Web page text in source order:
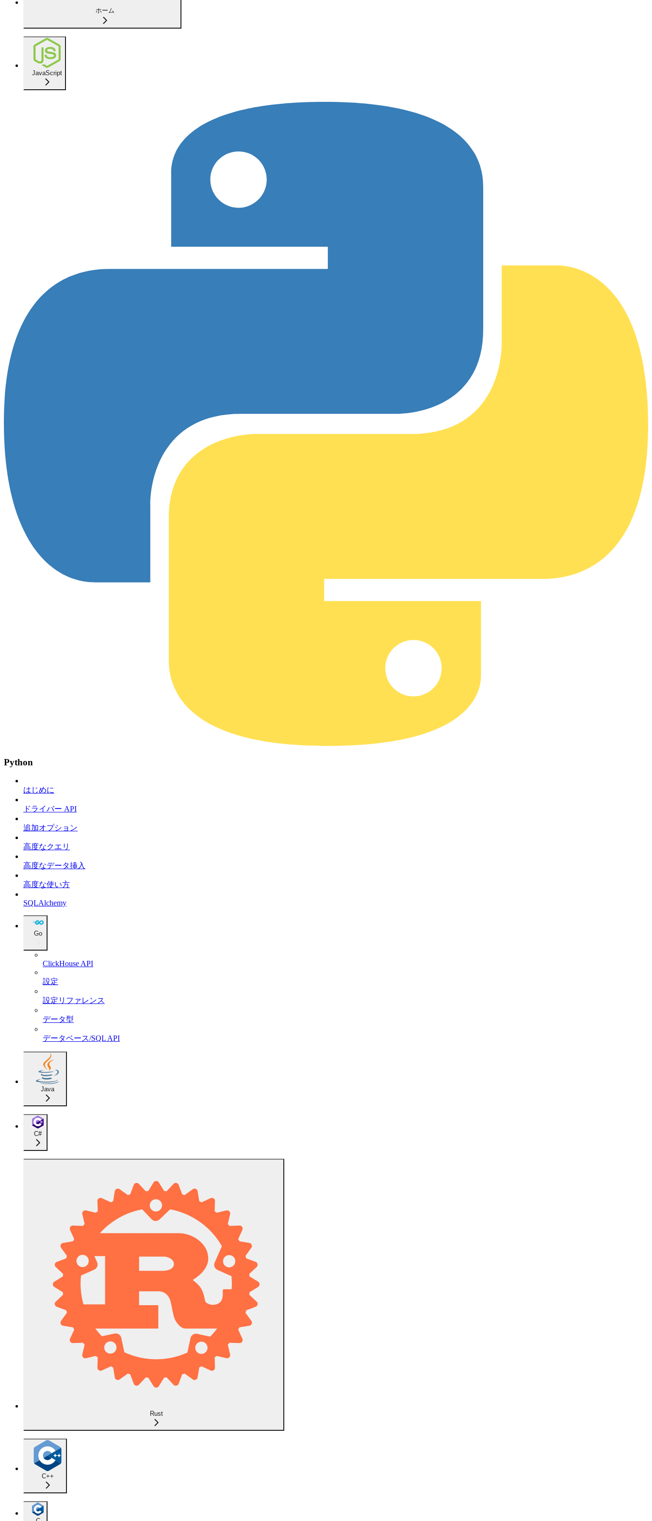
ホーム
JavaScript
Python
はじめに
ドライバー API
追加オプション
高度なクエリ
高度なデータ挿入
高度な使い方
SQLAlchemy
Go
ClickHouse API
設定
設定リファレンス
データ型
データベース/SQL API
Java
C#
Rust
C++